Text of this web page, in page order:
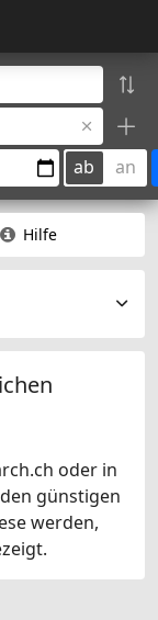
ab an
Hilfe
oder in
günstigen
werden,